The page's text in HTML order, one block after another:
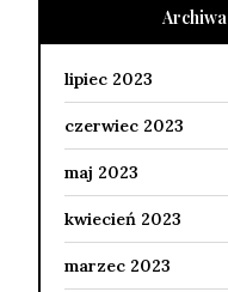
Archiwa
lipiec 2023
czerwiec 2023
maj 2023
kwiecień 2023
marzec 2023